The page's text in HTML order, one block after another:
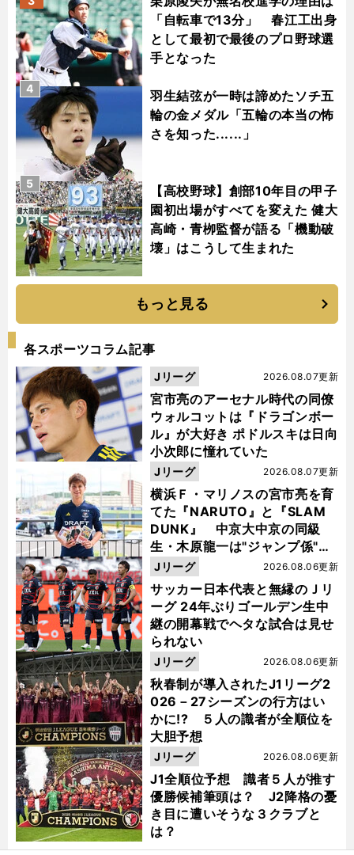
「自転車で13分」 春江工出身
として最初で最後のプロ野球選
手となった
羽生結弦が一時は諦めたソチ五
輪の金メダル「五輪の本当の怖
さを知った......」
4
【高校野球】創部10年目の甲子
園初出場がすべてを変えた 健大
高崎・青栁監督が語る「機動破
壊」はこうして生まれた
5
もっと見る
各スポーツコラム記事
宮市亮のアーセナル時代の同僚
ウォルコットは『ドラゴンボー
ル』が大好き ポドルスキは日向
小次郎に憧れていた
2026.08.07更新
Jリーグ
横浜Ｆ・マリノスの宮市亮を育
てた『NARUTO』と『SLAM
DUNK』 中京大中京の同級
生・木原龍一は"ジャンプ係"だ
った
2026.08.07更新
Jリーグ
サッカー日本代表と無縁のＪリ
ーグ 24年ぶりゴールデン生中
継の開幕戦でヘタな試合は見せ
られない
2026.08.06更新
Jリーグ
秋春制が導入されたJ1リーグ2
026－27シーズンの行方はい
かに!? ５人の識者が全順位を
大胆予想
2026.08.06更新
Jリーグ
J1全順位予想 識者５人が推す
優勝候補筆頭は？ J2降格の憂
き目に遭いそうな３クラブと
は？
2026.08.06更新
Jリーグ